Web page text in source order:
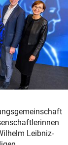
Leibniz-